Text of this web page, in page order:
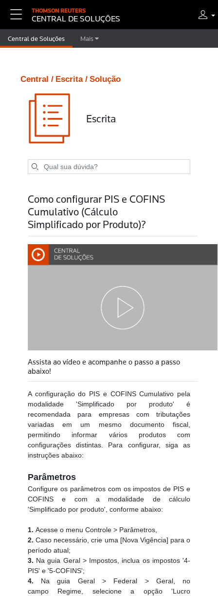
THOMSON REUTERS
CENTRAL DE SOLUÇÕES
Central de Soluções Mais
Central / Escrita / Solução
Escrita
Como configurar PIS e COFINS
Cumulativo (Cálculo
Simplificado por Produto)?
Assista ao vídeo e acompanhe o passo a passo
abaixo!
A configuração do PIS e COFINS Cumulativo pela
modalidade 'Simplificado por produto' é
recomendada para empresas com tributações
variadas em um mesmo documento fiscal,
permitindo informar vários produtos com
configurações distintas. Para configurar, siga as
instruções abaixo:
Parâmetros
Configure os parâmetros com os impostos de PIS e
COFINS e com a modalidade de cálculo
'Simplificado por produto', conforme abaixo:
1. Acesse o menu Controle > Parâmetros,
2. Caso necessário, crie uma [Nova Vigência] para o
período atual;
3. Na guia Geral > Impostos, inclua os impostos '4-
PIS' e '5-COFINS';
4. Na guia Geral > Federal > Geral, no
campo Regime, selecione a opção 'Lucro